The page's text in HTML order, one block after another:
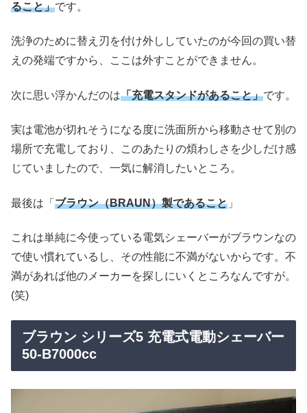
ること」です。
洗浄のために替え刃を付け外ししていたのが今回の買い替
えの発端ですから、ここは外すことができません。
次に思い浮かんだのは「充電スタンドがあること」です。
実は電池が切れそうになる度に洗面所から移動させて別の
場所で充電しており、このあたりの煩わしさを少しだけ感
じていましたので、一気に解消したいところ。
最後は「 ブラウン（BRAUN）製であること 」
これは単純に今使っている電気シェーバーがブラウンなの
で使い慣れているし、その性能に不満がないからです。不
満があれば他のメーカーを探しにいくところなんですが。
(笑)
ブラウン シリーズ5 充電式電動シェーバー
50-B7000cc